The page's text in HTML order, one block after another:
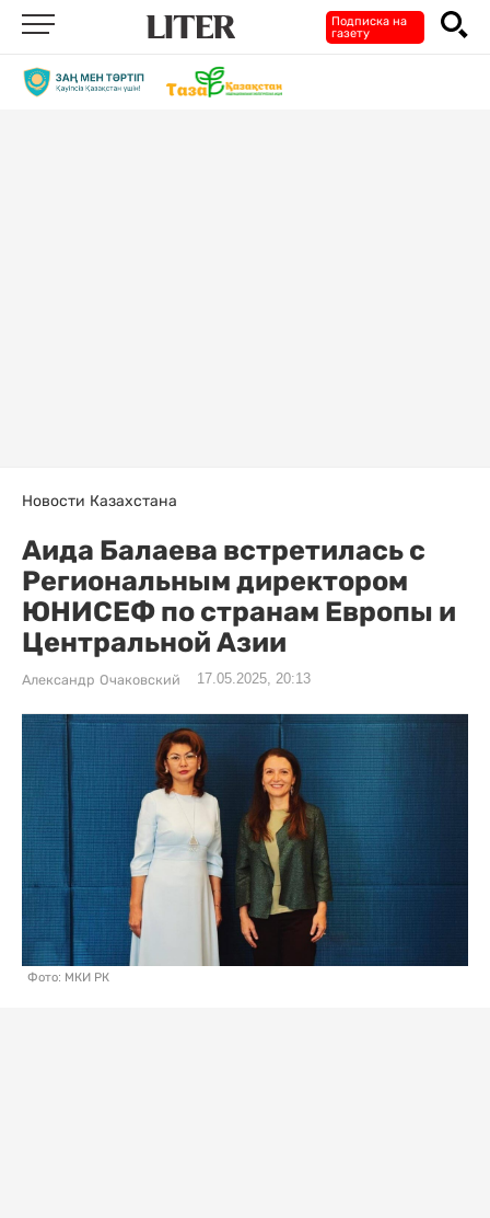
Подписка на
газету
Новости Казахстана
Аида Балаева встретилась с
Региональным директором
ЮНИСЕФ по странам Европы и
Центральной Азии
Александр Очаковский 17.05.2025, 20:13
Фото: МКИ РК